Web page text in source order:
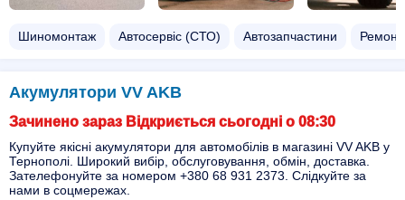
Шиномонтаж Автосервіс (СТО) Автозапчастини Ремонт
Акумулятори VV AKB
Зачинено зараз Відкриється сьогодні о 08:30
Купуйте якісні акумулятори для автомобілів в магазині VV AKB у
Тернополі. Широкий вибір, обслуговування, обмін, доставка.
Зателефонуйте за номером +380 68 931 2373. Слідкуйте за
нами в соцмережах.